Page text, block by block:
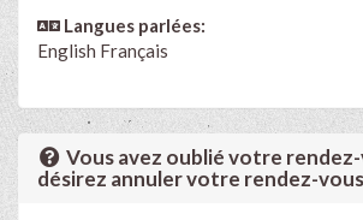
Langues parlées:
English Français
Vous avez oublié votre
désirez annuler votre rendez-